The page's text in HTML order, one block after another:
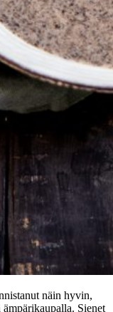
näin hyvin,
Sienet